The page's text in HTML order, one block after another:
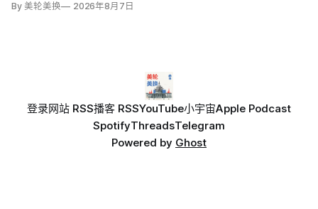
裁；同时授权对购买俄油气最多的五个国家实施定向关税，意
By 美轮美换 2026年8月7日
登录网站 RSS播客 RSSYouTube小宇宙Apple Podcast
SpotifyThreadsTelegram
Powered by Ghost